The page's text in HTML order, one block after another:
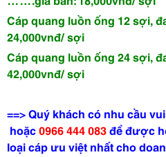
Cáp quang luồn ống 12
24,000vnđ/ sợi
Cáp quang luồn ống 24
42,000vnđ/ sợi
==> Quý khách có nhu cầu
hoặc0966 444 083để được
loại cáp ưu việt nhất cho